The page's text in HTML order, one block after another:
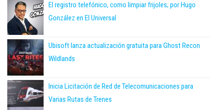
El registro telefónico, como limpiar frijoles; por Hugo
González en El Universal
Ubisoft lanza actualización gratuita para Ghost Recon
Wildlands
Inicia Licitación de Red de Telecomunicaciones para
Varias Rutas de Trenes